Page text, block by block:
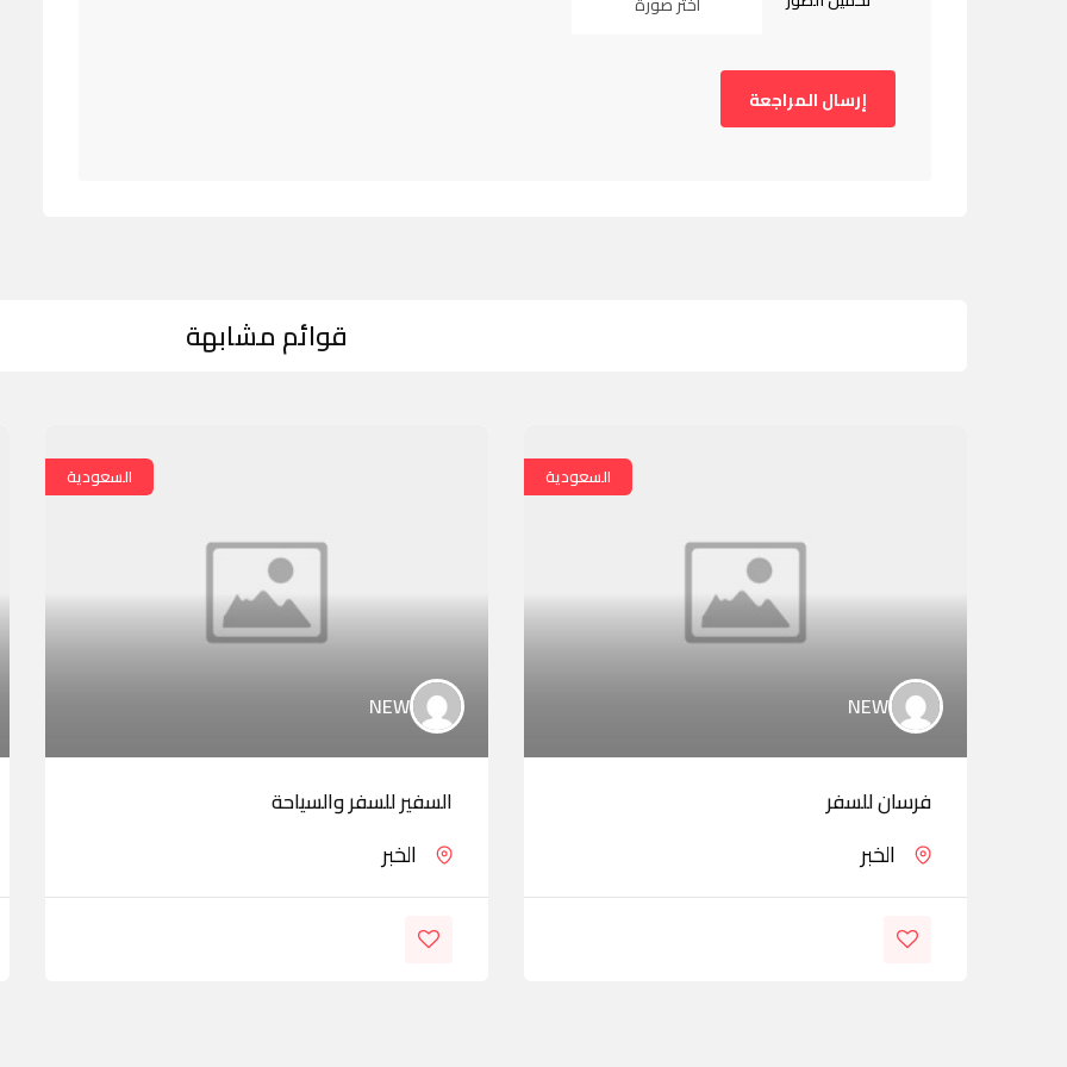
قوائم مشابهة
السعودية
NEW
فرسان للسفر
الخبر
السعودية
NEW
السفير للسفر والسياحة
الخبر